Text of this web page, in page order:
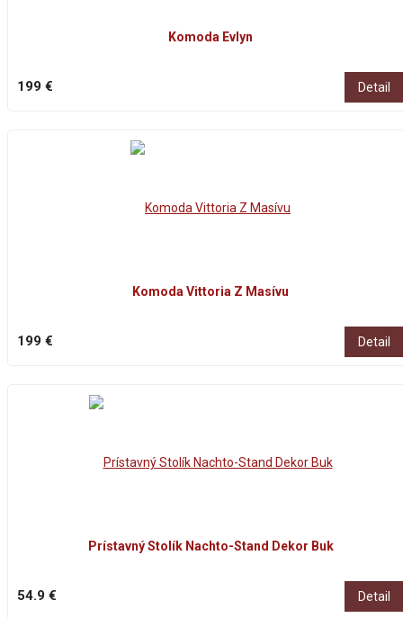
Komoda Evlyn
199 € Detail
Komoda Vittoria Z Masívu
199 € Detail
Prístavný Stolík Nachto-Stand Dekor Buk
54.9 € Detail